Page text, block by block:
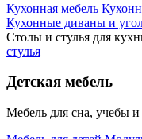
Кухонная мебель
Кухонные диваны и
Столы и стулья для
стулья
Детская мебель
Мебель для сна, учебы и